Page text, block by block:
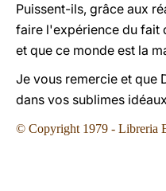
Puissent-ils, grâce aux
faire l'expérience du fait
et que ce monde est la
Je vous remercie et que
dans vos sublimes
© Copyright 1979 - Libreria